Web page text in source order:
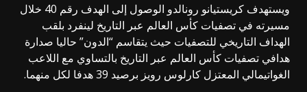
ويستهدف كريستيانو رونالدو الوصول إلى الهدف رقم 40 خلال
مسيرته في تصفيات كأس العالم عبر التاريخ لينفرد بلقب
الهداف التاريخي للتصفيات حيث يتقاسم “الدون” حاليا صدارة
هدافي تصفيات كأس العالم عبر التاريخ بالتساوي مع اللاعب
الغواتيمالي المعتزل كارلوس رويز برصيد 39 هدفا لكل منهما.